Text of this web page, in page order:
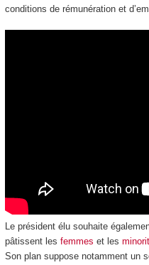
conditions de rémunération et
Le président élu souhaite
pâtissent les femmes et les
Son plan suppose notamment un